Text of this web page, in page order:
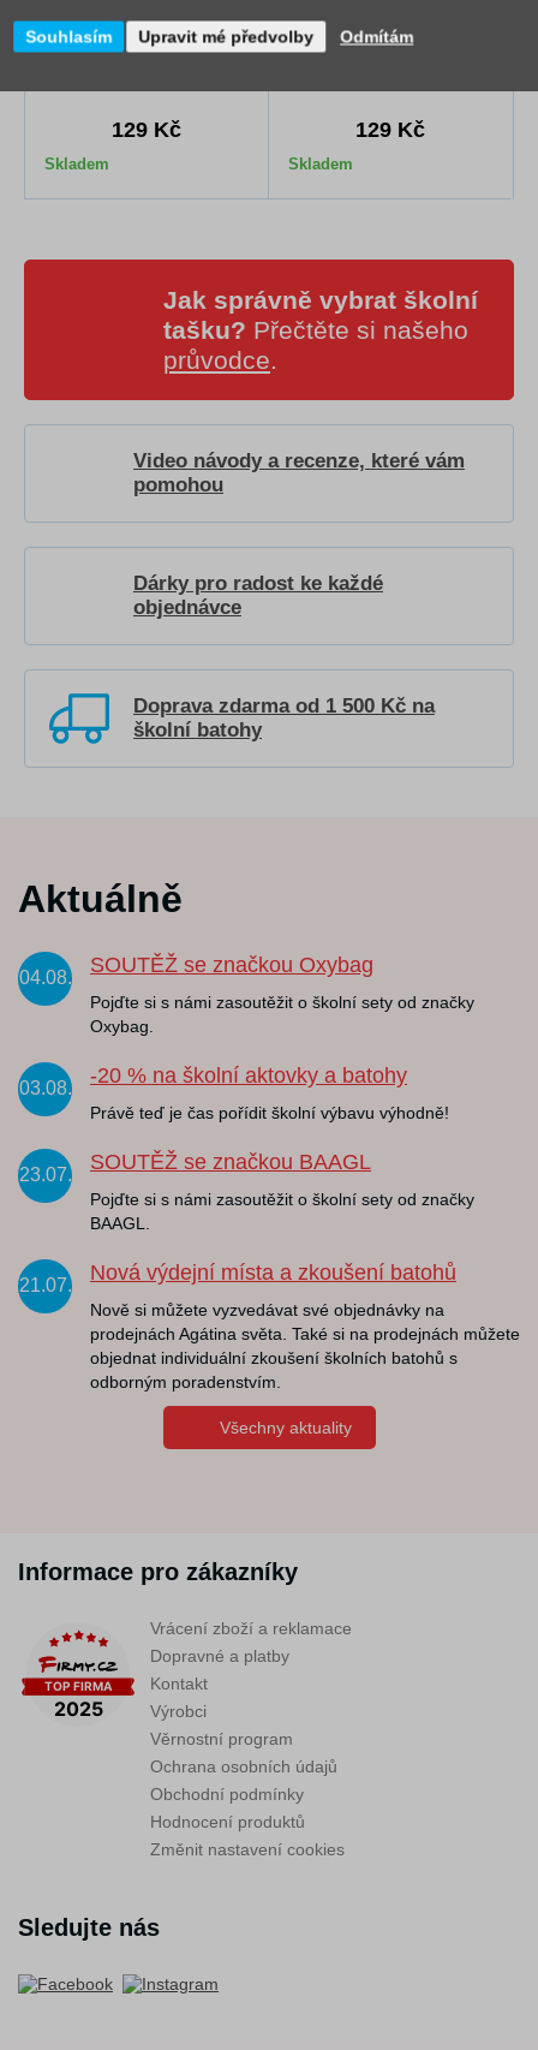
Box na sešity s klopou A4
Paws
129 Kč
Skladem
Box na sešity s klopou A4
129 Kč
Skladem
Jak správně vybrat školní
tašku? Přečtěte si našeho
průvodce.
Video návody a recenze, které vám
pomohou
Dárky pro radost ke každé
objednávce
Doprava zdarma od 1 500 Kč na
školní batohy
Aktuálně
04.08.
SOUTĚŽ se značkou Oxybag
Pojďte si s námi zasoutěžit o školní sety od značky
Oxybag.
03.08.
-20 % na školní aktovky a batohy
Právě teď je čas pořídit školní výbavu výhodně!
23.07.
SOUTĚŽ se značkou BAAGL
Pojďte si s námi zasoutěžit o školní sety od značky
BAAGL.
21.07.
Nová výdejní místa a zkoušení batohů
Nově si můžete vyzvedávat své objednávky na
prodejnách Agátina světa. Také si na prodejnách můžete
objednat individuální zkoušení školních batohů s
odborným poradenstvím.
Všechny aktuality
Informace pro zákazníky
Vrácení zboží a reklamace
Dopravné a platby
Kontakt
Výrobci
Věrnostní program
Ochrana osobních údajů
Obchodní podmínky
Hodnocení produktů
Změnit nastavení cookies
Sledujte nás
Souhlasím Upravit mé předvolby Odmítám